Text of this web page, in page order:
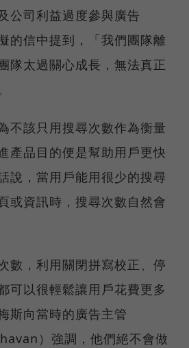
公司利益過度參與廣告
的信中提到，「我們團隊離
隊太過關心成長，無法真正
不該只用搜尋次數作為衡量
產品目的便是幫助用戶更快
說，當用戶能用很少的搜尋
或資訊時，搜尋次數自然會
數，利用關閉拼寫校正、停
可以很輕鬆讓用戶花費更多
斯向當時的廣告主管
）強調，他們絕不會做